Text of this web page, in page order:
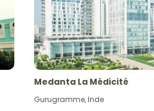
Medanta La Médicité
Gurugramme,Inde